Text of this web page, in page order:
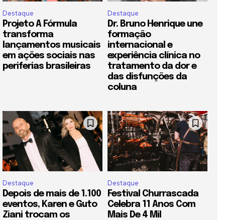
Destaque
Projeto A Fórmula
transforma
lançamentos musicais
em ações sociais nas
periferias brasileiras
Destaque
Dr. Bruno Henrique une
formação
internacional e
experiência clínica no
tratamento da dor e
das disfunções da
coluna
Destaque
Depois de mais de 1.100
eventos, Karen e Guto
Ziani trocam os
Destaque
Festival Churrascada
Celebra 11 Anos Com
Mais De 4 Mil